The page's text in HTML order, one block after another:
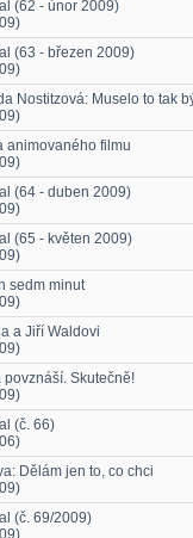
(62 - únor 2009)
(63 - březen 2009)
Nostitzová: Muselo to tak
animovaného filmu
(64 - duben 2009)
(65 - květen 2009)
sedm minut
a Jiří Waldovi
povznáší. Skutečně!
(č. 66)
Dělám jen to, co chci
(č. 69/2009)